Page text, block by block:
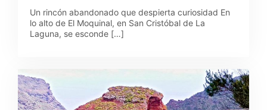
Un rincón abandonado que despierta curiosidad En
lo alto de El Moquinal, en San Cristóbal de La
Laguna, se esconde […]